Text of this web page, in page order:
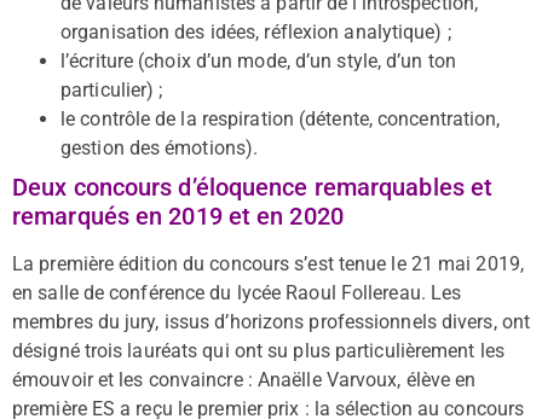
organisation des idées, réflexion analytique) ;
l’écriture (choix d’un mode, d’un style, d’un ton
particulier) ;
le contrôle de la respiration (détente, concentration,
gestion des émotions).
Deux concours d’éloquence remarquables et
remarqués en 2019 et en 2020
La première édition du concours s’est tenue le 21 mai 2019,
en salle de conférence du lycée Raoul Follereau. Les
membres du jury, issus d’horizons professionnels divers, ont
désigné trois lauréats qui ont su plus particulièrement les
émouvoir et les convaincre : Anaëlle Varvoux, élève en
première ES a reçu le premier prix : la sélection au concours